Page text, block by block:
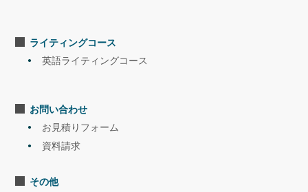
ライティングコース
英語ライティングコース
お問い合わせ
お見積りフォーム
資料請求
その他